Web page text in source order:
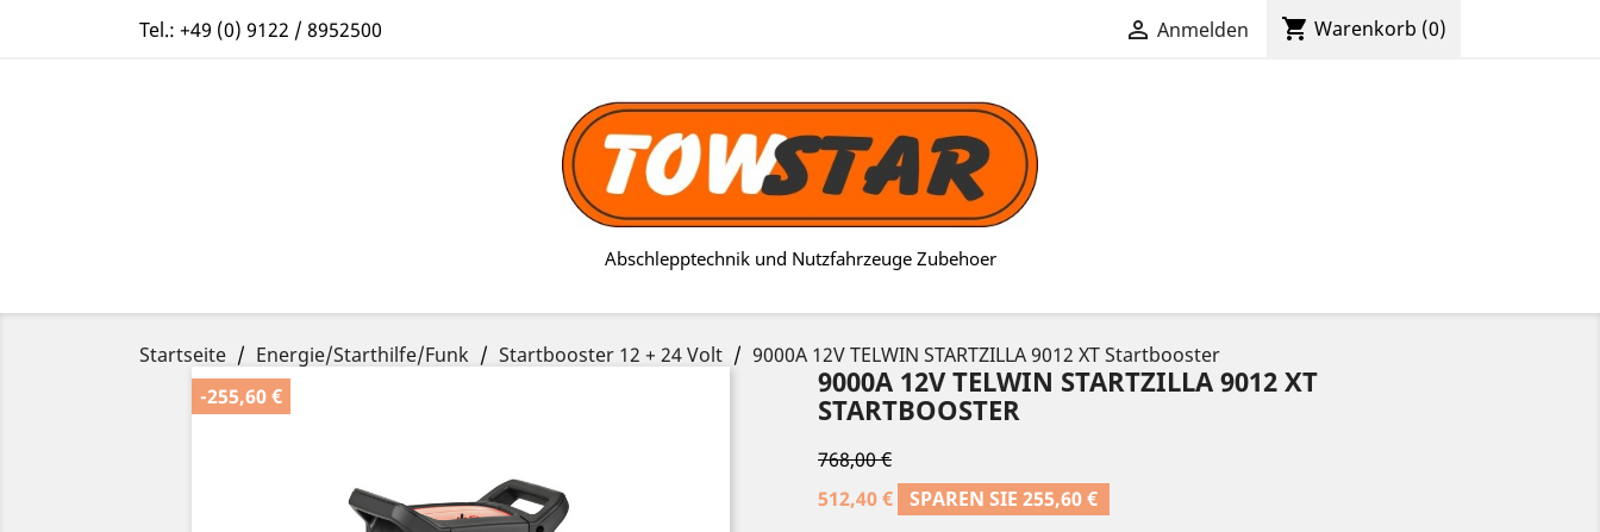
Tel.: +49 (0) 9122 / 8952500  Anmelden shopping_cart Warenkorb (0)
Abschlepptechnik und Nutzfahrzeuge Zubehoer
Startseite Energie/Starthilfe/Funk Startbooster 12 + 24 Volt
9000A 12V TELWIN STARTZILLA 9012 XT Startbooster
-255,60 €
9000A 12V TELWIN STARTZILLA 9012 XT
STARTBOOSTER
768,00 €
512,40 €
SPAREN SIE 255,60 €